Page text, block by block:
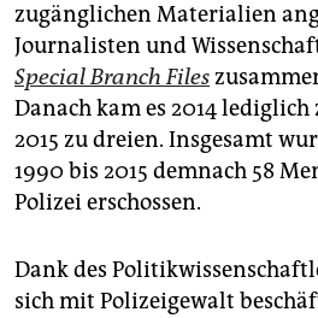
zugänglichen Materialien
Journalisten und
Special Branch Files
Danach kam es 2014
2015 zu dreien. Insgesamt
1990 bis 2015 demnach 58
Polizei erschossen.
Dank des
sich mit Polizeigewalt